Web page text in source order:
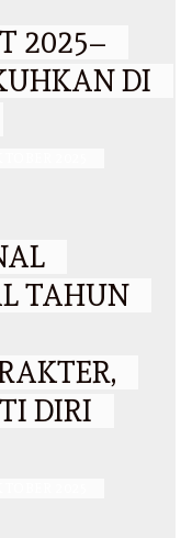
2025–
DI
TAHUN
DIRI